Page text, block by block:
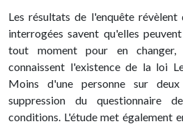
Les résultats de l'enquête révèlent
interrogées savent qu'elles
tout moment pour en
connaissent l'existence de la loi
Moins d'une personne sur
suppression du questionnaire
conditions. L'étude met également